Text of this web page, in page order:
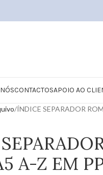
CONTACTOSAPOIO AO
ÍNDICE SEPARADOR
A-Z EM